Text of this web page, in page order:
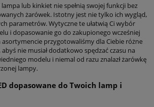
lub kinkiet nie spełnią swojej funkcji bez
żarówek. Istotny jest nie tylko ich wygląd,
parametrów. Wytyczne te ułatwią Ci wybór
i dopasowanie go do zakupionego wcześniej
asortymencie przygotowaliśmy dla Ciebie różne
nie musiał dodatkowo spędzać czasu na
modelu i niemal od razu znalazł żarówkę
lampy.
dopasowane do Twoich lamp i